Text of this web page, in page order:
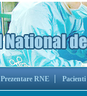
Prezentare RNE Pacienti